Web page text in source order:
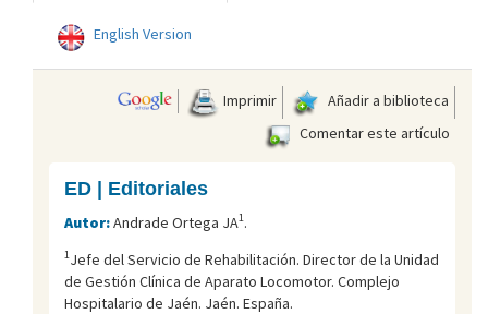
English Version
Imprimir
Añadir a biblioteca
Comentar este artículo
ED | Editoriales
Autor:Andrade Ortega JA1.
1Jefe del Servicio de Rehabilitación. Director de la Unidad
de Gestión Clínica de Aparato Locomotor. Complejo
Hospitalario de Jaén. Jaén. España.